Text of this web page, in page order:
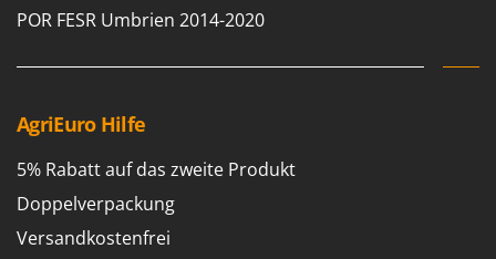
POR FESR Umbrien 2014-2020
AgriEuro Hilfe
5% Rabatt auf das zweite Produkt
Doppelverpackung
Versandkostenfrei